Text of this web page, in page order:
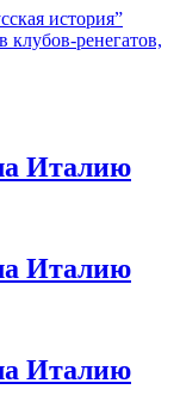
история”
ренегатов,
Италию
Италию
Италию